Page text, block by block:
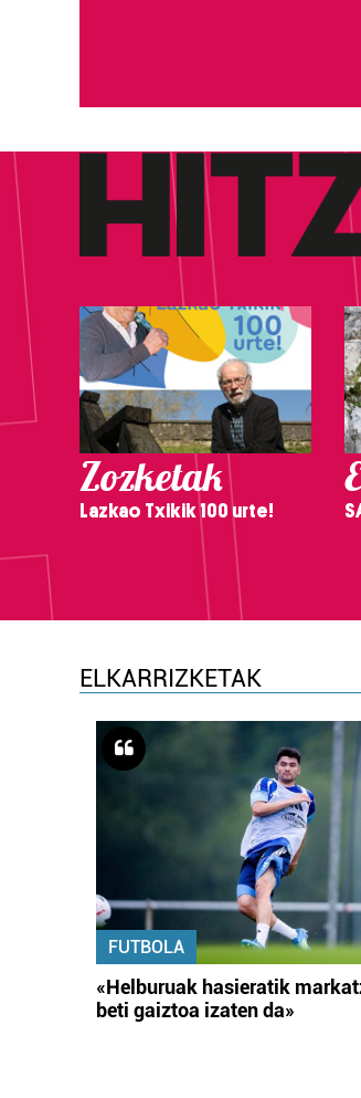
Zozketak
Lazkao Txikik 100 urte!
ELKARRIZKETAK
FUTBOLA
«Helburuak hasieratik
beti gaiztoa izaten da»